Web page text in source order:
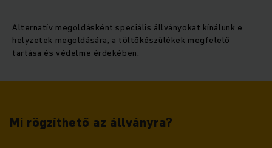
Alternatív megoldásként speciális állványokat kínálunk e
helyzetek megoldására, a töltőkészülékek megfelelő
tartása és védelme érdekében.
Mi rögzíthető az állványra?